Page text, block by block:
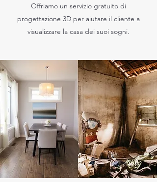
Offriamo un servizio gratuito di
progettazione 3D per aiutare il cliente a
visualizzare la casa dei suoi sogni.